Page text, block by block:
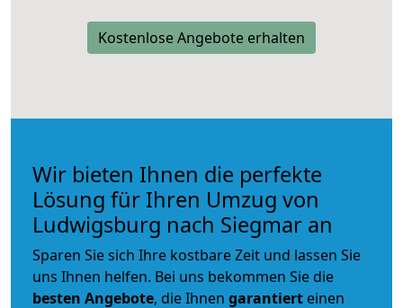
Kostenlose Angebote erhalten
Wir bieten Ihnen die perfekte
Lösung für Ihren Umzug von
Ludwigsburg nach Siegmar an
Sparen Sie sich Ihre kostbare Zeit und lassen Sie
uns Ihnen helfen. Bei uns bekommen Sie die
besten Angebote, die Ihnen garantiert einen